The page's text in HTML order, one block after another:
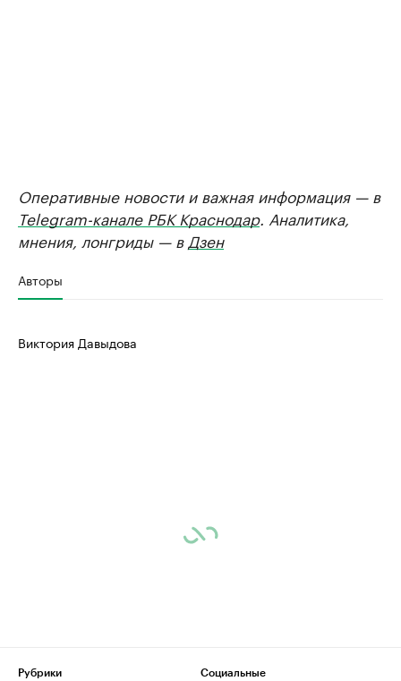
Оперативные новости и важная информация — в
Telegram-канале РБК Краснодар. Аналитика,
мнения, лонгриды — в Дзен
Авторы
Виктория Давыдова
Рубрики
Социальные